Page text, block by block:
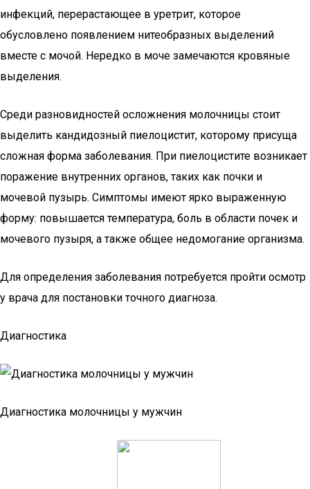
инфекций, перерастающее в уретрит, которое
обусловлено появлением нитеобразных выделений
вместе с мочой. Нередко в моче замечаются кровяные
выделения.
Среди разновидностей осложнения молочницы стоит
выделить кандидозный пиелоцистит, которому присуща
сложная форма заболевания. При пиелоцистите возникает
поражение внутренних органов, таких как почки и
мочевой пузырь. Симптомы имеют ярко выраженную
форму: повышается температура, боль в области почек и
мочевого пузыря, а также общее недомогание организма.
Для определения заболевания потребуется пройти осмотр
у врача для постановки точного диагноза.
Диагностика
Диагностика молочницы у мужчин